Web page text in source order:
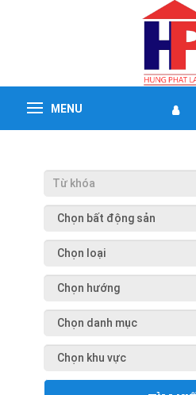
MENU